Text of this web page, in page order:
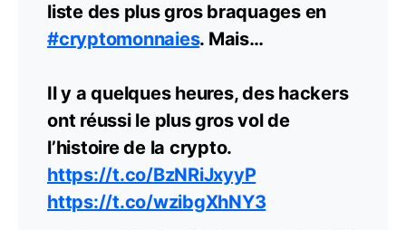
liste des plus gros braquages en
#cryptomonnaies. Mais…
Il y a quelques heures, des hackers
ont réussi le plus gros vol de
l’histoire de la crypto.
https://t.co/BzNRiJxyyP
https://t.co/wzibgXhNY3